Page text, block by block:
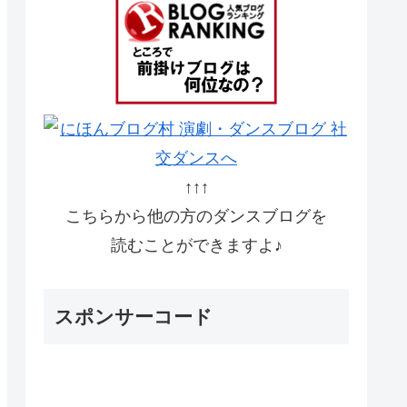
↑↑↑
こちらから他の方のダンスブログを
読むことができますよ♪
スポンサーコード